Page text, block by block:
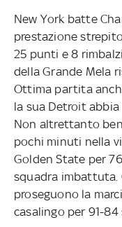
New York batte
prestazione
25 punti e 8
della Grande Mela
Ottima partita
la sua Detroit abbia
Non altrettanto
pochi minuti nella
Golden State per
squadra imbattuta.
proseguono la
casalingo per 91-